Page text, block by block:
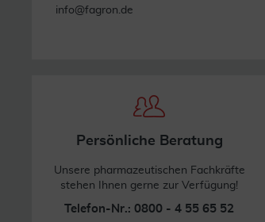
5. Kippen Sie die Oberkante des Minim
7. Schauen Sie weiter an die
8. Entfernen Sie das leere
Warnung:
info@fagron.de
Persönliche Beratung
Unsere pharmazeutischen Fachkräfte
stehen Ihnen gerne zur Verfügung!
Telefon-Nr.: 0800 - 4 55 65 52